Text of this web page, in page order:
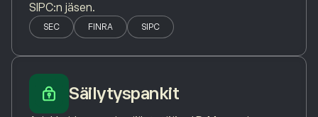
SIPC:n jäsen.
SEC FINRA SIPC
Säilytyspankit